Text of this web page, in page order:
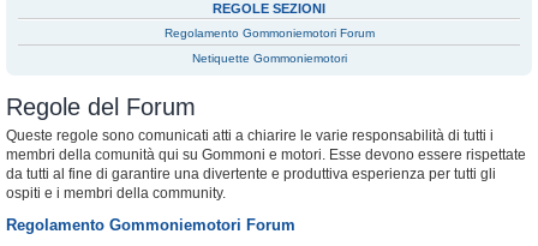
REGOLE SEZIONI
Regolamento Gommoniemotori Forum
Netiquette Gommoniemotori
Regole del Forum
Queste regole sono comunicati atti a chiarire le varie responsabilità di tutti i
membri della comunità qui su Gommoni e motori. Esse devono essere rispettate
da tutti al fine di garantire una divertente e produttiva esperienza per tutti gli
ospiti e i membri della community.
Regolamento Gommoniemotori Forum